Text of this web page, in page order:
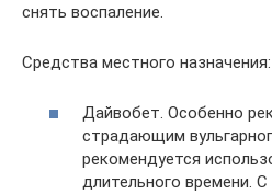
снять воспаление.
Средства местного назначения:
Дайвобет. Особенно
страдающим
рекомендуется
длительного времени.